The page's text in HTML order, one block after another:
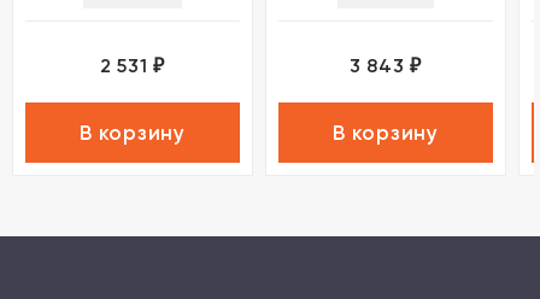
2 531₽
В корзину
3 843₽
В корзину